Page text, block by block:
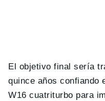
El objetivo final sería
quince años confiando
W16 cuatriturbo para